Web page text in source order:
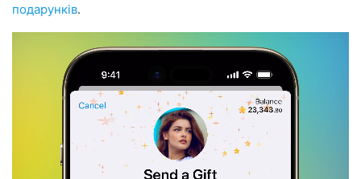
подарунків.